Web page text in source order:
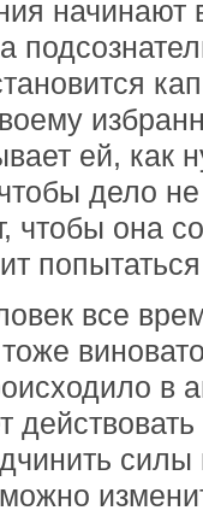
начинают
ей, как
дело
чтобы она
все
в
силы